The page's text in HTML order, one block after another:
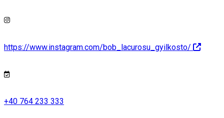
https://www.instagram.com/bob_lacurosu_gyilkosto/
+40 764 233 333